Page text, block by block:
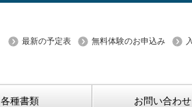
最新の予定表 無料体験のお申込み
各種書類 お問い合わせ